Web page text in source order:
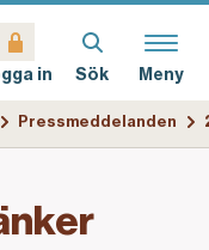
in Sök Meny
Pressmeddelanden